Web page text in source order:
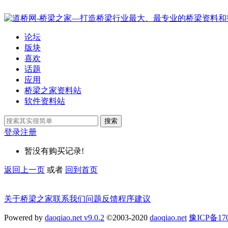
论坛
版块
喜欢
话题
应用
桥梁之家资料站
软件资料站
搜索
登录注册
暂没有购买记录!
返回上一页 或者 回到首页
关于桥梁之家联系我们问题反馈程序建议
Powered by daoqiao.net v9.0.2 ©2003-2020 daoqiao.net 豫ICP备